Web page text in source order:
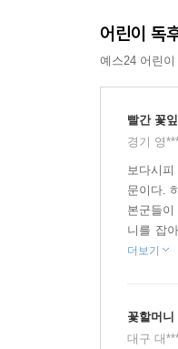
보였지만,
결과물로써
일제의 식
복수심을
잡아주어
상실되었
있습니다.
있습니다.
어린이 독
예스24 어린
빨간 꽃
경기 영
보다시
문이다.
본군들
니를 잡
더보기
꽃할머니
대구 대